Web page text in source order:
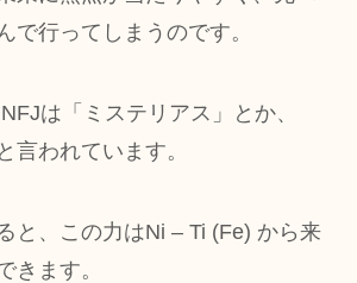
で行ってしまうのです。
は「ミステリアス」とか、
言われています。
と、この力はNi – Ti (Fe) から来
きます。